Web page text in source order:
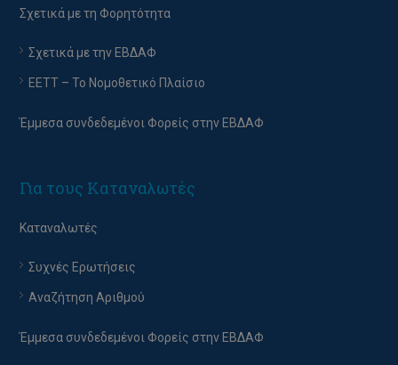
Σχετικά με τη Φορητότητα
Σχετικά με την ΕΒΔΑΦ
EETT – Το Νομοθετικό Πλαίσιο
Έμμεσα συνδεδεμένοι Φορείς στην ΕΒΔΑΦ
Για τους Καταναλωτές
Καταναλωτές
Συχνές Ερωτήσεις
Αναζήτηση Αριθμού
Έμμεσα συνδεδεμένοι Φορείς στην ΕΒΔΑΦ